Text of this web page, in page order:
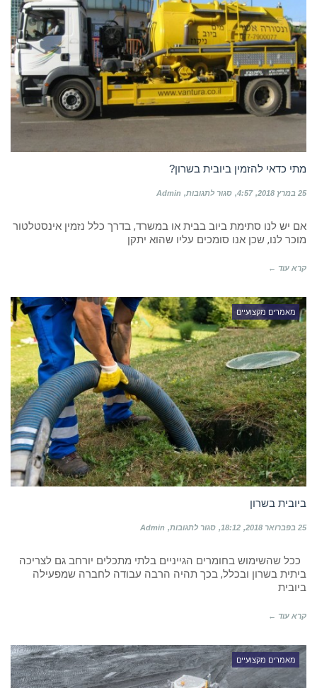
מתי כדאי להזמין ביובית בשרון?
25 במרץ 2018 4:57 סגור לתגובות על
להזמין
ביובית
Admin
אם יש לנו סתימת ביוב בבית או במשרד, בדרך כלל נזמין אינסטלטור
מוכר לנו, שכן אנו סומכים עליו שהוא יתקן
קרא עוד ←
מאמרים מקצועיים
ביובית בשרון
25 בפברואר 2018 18:12 סגור לתגובות עלAdmin
ככל שהשימוש בחומרים הגייניים בלתי מתכלים יורחב גם לצריכה
ביתית בשרון ובכלל, בכך תהיה הרבה עבודה לחברה שמפעילה
ביובית
קרא עוד ←
מאמרים מקצועיים